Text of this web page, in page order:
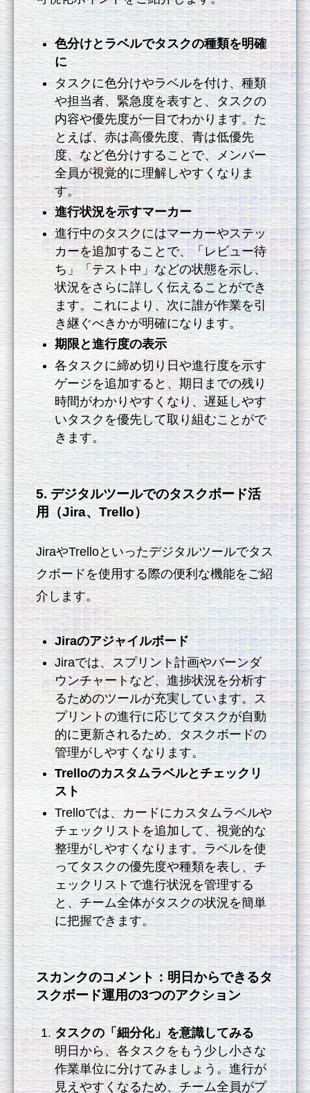
色分けとラベルでタスクの種類を明確
に
タスクに色分けやラベルを付け、種類
や担当者、緊急度を表すと、タスクの
内容や優先度が一目でわかります。た
とえば、赤は高優先度、青は低優先
度、など色分けすることで、メンバー
全員が視覚的に理解しやすくなりま
す。
進行状況を示すマーカー
進行中のタスクにはマーカーやステッ
カーを追加することで、「レビュー待
ち」「テスト中」などの状態を示し、
状況をさらに詳しく伝えることができ
ます。これにより、次に誰が作業を引
き継ぐべきかが明確になります。
期限と進行度の表示
各タスクに締め切り日や進行度を示す
ゲージを追加すると、期日までの残り
時間がわかりやすくなり、遅延しやす
いタスクを優先して取り組むことがで
きます。
5. デジタルツールでのタスクボード活
用（Jira、Trello）
JiraやTrelloといったデジタルツールでタス
クボードを使用する際の便利な機能をご紹
介します。
Jiraのアジャイルボード
Jiraでは、スプリント計画やバーンダ
ウンチャートなど、進捗状況を分析す
るためのツールが充実しています。ス
プリントの進行に応じてタスクが自動
的に更新されるため、タスクボードの
管理がしやすくなります。
Trelloのカスタムラベルとチェックリ
スト
Trelloでは、カードにカスタムラベルや
チェックリストを追加して、視覚的な
整理がしやすくなります。ラベルを使
ってタスクの優先度や種類を表し、チ
ェックリストで進行状況を管理する
と、チーム全体がタスクの状況を簡単
に把握できます。
スカンクのコメント：明日からできるタ
スクボード運用の3つのアクション
タスクの「細分化」を意識してみる
明日から、各タスクをもう少し小さな
作業単位に分けてみましょう。進行が
見えやすくなるため、チーム全員がプ